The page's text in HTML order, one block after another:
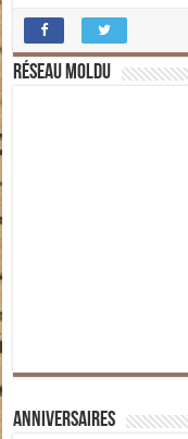
Réseau moldu
Anniversaires